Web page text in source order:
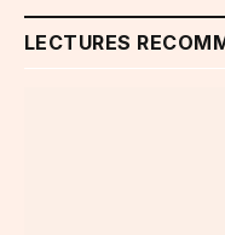
LECTURES